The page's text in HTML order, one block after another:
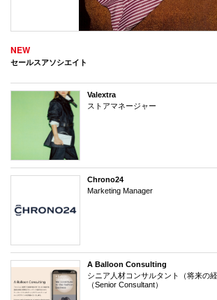
NEW
セールスアソシエイト
Valextra
ストアマネージャー
Chrono24
Marketing Manager
A Balloon Consulting
シニア人材コンサルタント（将来の
（Senior Consultant）